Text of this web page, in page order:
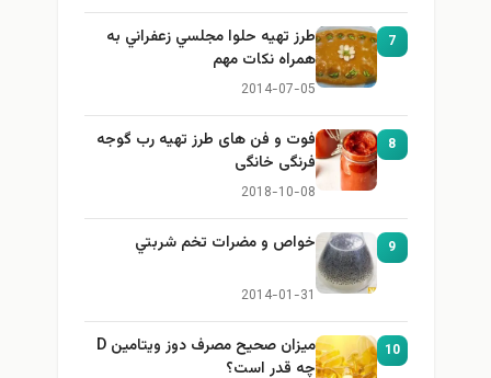
7
طرز تهيه حلوا مجلسي زعفراني به
همراه نكات مهم
2014-07-05
8
فوت و فن های طرز تهیه رب گوجه
فرنگی خانگی
2018-10-08
9 خواص و مضرات تخم شربتي
2014-01-31
10
میزان صحیح مصرف دوز ویتامین D
چه قدر است؟